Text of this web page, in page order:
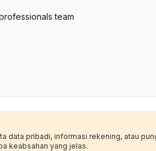
team
data pribadi, informasi rekening, atau
keabsahan yang jelas.